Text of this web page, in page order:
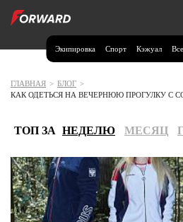
Экипировка Спорт Кэжуал
Москва и МО
Иркутская область (2)
Калининградская область (1)
Кемеровская область (2)
ГЛАВНАЯ > БЛОГ >
КАК ОДЕТЬСЯ НА ВЕЧЕРНЮЮ ПРОГУЛКУ С
ТОП ЗА НЕДЕЛЮ МЕСЯЦ